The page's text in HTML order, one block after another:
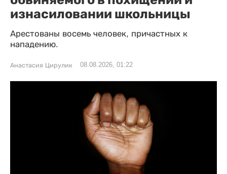
изнасиловании школьницы
Арестованы восемь человек, причастных к
нападению.
Анастасия Цирулик 08.08.2026, 01:22